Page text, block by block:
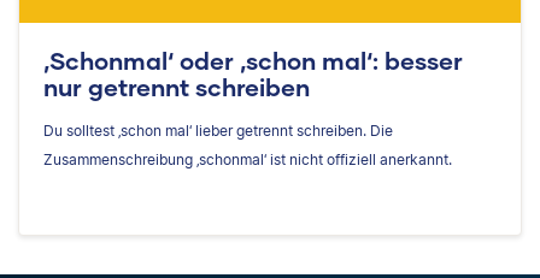
‚Schonmal‘ oder ‚schon mal‘: besser
nur getrennt schreiben
Du solltest ‚schon mal‘ lieber getrennt schreiben. Die
Zusammenschreibung ‚schonmal‘ ist nicht offiziell anerkannt.